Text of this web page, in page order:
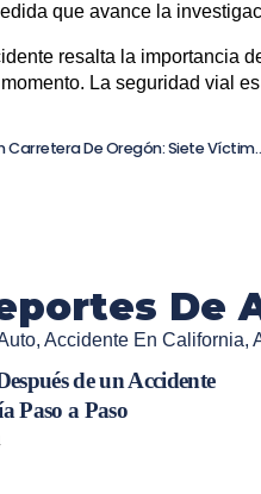
que avance la
resalta la importancia
La seguridad vial
Choque Fatal En Carretera De
De
, Accidente En California,
de un Accidente
Paso a Paso